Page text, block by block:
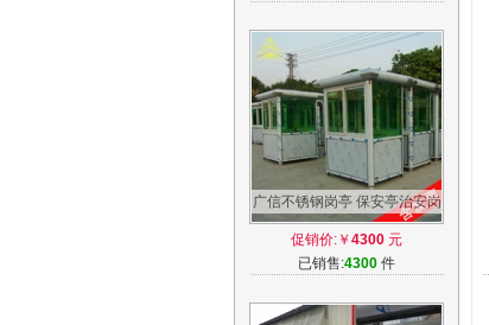
广信不锈钢岗亭 保安亭治安岗
亭钢结构 小区值班收费玻璃岗
亭厂家
促销价:￥ 4300 元
已销售:4300 件